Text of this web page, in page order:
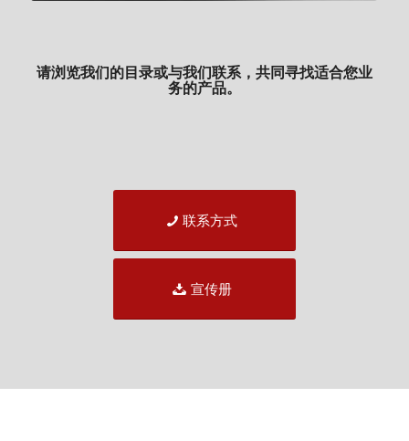
请浏览我们的目录或与我们联系，共同寻找适合您业
务的产品。
联系方式
宣传册